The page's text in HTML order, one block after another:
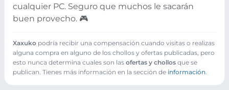
cualquier PC. Seguro que muchos le sacarán
buen provecho. 🎮
Xaxuko podría recibir una compensación cuando visitas o realizas
alguna compra en alguno de los chollos y ofertas publicadas, pero
esto nunca determina cuales son las ofertas y chollos que se
publican. Tienes más información en la sección de información.